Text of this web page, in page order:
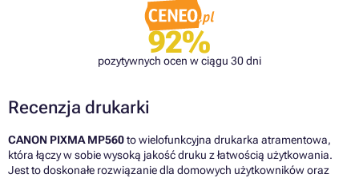
92%
pozytywnych ocen w ciągu 30 dni
Recenzja drukarki
CANON PIXMA MP560to wielofunkcyjna drukarka atramentowa,
która łączy w sobie wysoką jakość druku z łatwością użytkowania.
Jest to doskonałe rozwiązanie dla domowych użytkowników oraz